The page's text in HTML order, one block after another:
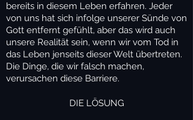
bereits in diesem Leben erfahren. Jeder
von uns hat sich infolge unserer Sünde von
Gott entfernt gefühlt, aber das wird auch
unsere Realität sein, wenn wir vom Tod in
das Leben jenseits dieser Welt übertreten.
Die Dinge, die wir falsch machen,
verursachen diese Barriere.
DIE LÖSUNG